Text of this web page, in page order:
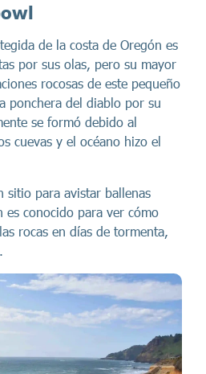
de la costa de Oregón es
por sus olas, pero su mayor
rocosas de este pequeño
ponchera del diablo por su
se formó debido al
cuevas y el océano hizo el
sitio para avistar ballenas
es conocido para ver cómo
rocas en días de tormenta,